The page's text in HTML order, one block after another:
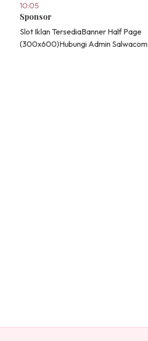
10:05
Sponsor
Slot Iklan TersediaBanner Half Page
(300x600)Hubungi Admin Salwacom